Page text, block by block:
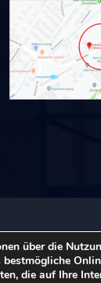
Themeansar
über die
die auf Ihre